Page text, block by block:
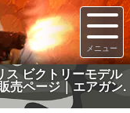
ビクトリーモデル
売ページ｜エアガン.